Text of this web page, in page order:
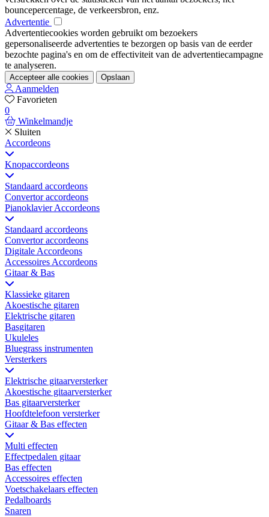
bouncepercentage, de verkeersbron, enz.
Advertentie
Advertentiecookies worden gebruikt om bezoekers
gepersonaliseerde advertenties te bezorgen op basis van de eerder
bezochte pagina's en om de effectiviteit van de advertentiecampagne
te analyseren.
Accepteer alle cookies Opslaan
Aanmelden
Favorieten
0
Winkelmandje
Sluiten
Accordeons
Knopaccordeons
Standaard accordeons
Convertor accordeons
Pianoklavier Accordeons
Standaard accordeons
Convertor accordeons
Digitale Accordeons
Accessoires Accordeons
Gitaar & Bas
Klassieke gitaren
Akoestische gitaren
Elektrische gitaren
Basgitaren
Ukuleles
Bluegrass instrumenten
Versterkers
Elektrische gitaarversterker
Akoestische gitaarversterker
Bas gitaarversterker
Hoofdtelefoon versterker
Gitaar & Bas effecten
Multi effecten
Effectpedalen gitaar
Bas effecten
Accessoires effecten
Voetschakelaars effecten
Pedalboards
Snaren